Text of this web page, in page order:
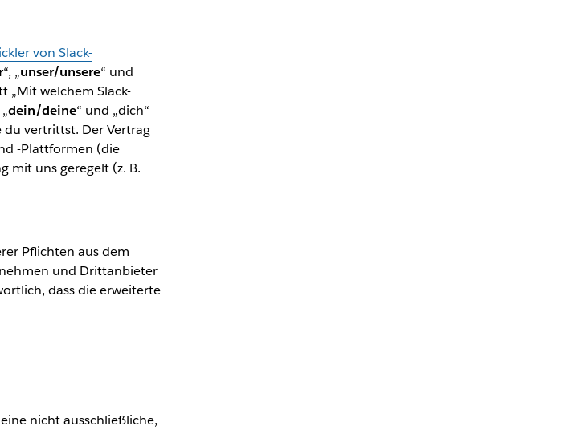
von Slack-
“, „unser/unsere“ und
„Mit welchem Slack-
dein/deine“ und „dich“
du vertrittst. Der Vertrag
-Plattformen (die
mit uns geregelt (z. B.
Pflichten aus dem
und Drittanbieter
dass die erweiterte
nicht ausschließliche,